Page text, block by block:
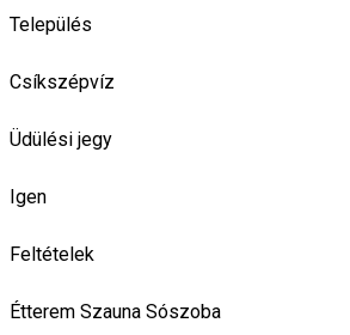
Település
Csíkszépvíz
Üdülési jegy
Igen
Feltételek
Étterem Szauna Sószoba